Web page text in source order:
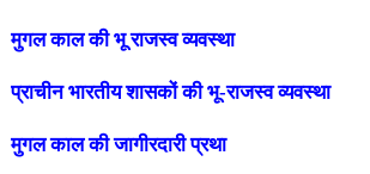
मुगल काल की भू राजस्व व्यवस्था
प्राचीन भारतीय शासकों की भू-राजस्व व्यवस्था
मुगल काल की जागीरदारी प्रथा